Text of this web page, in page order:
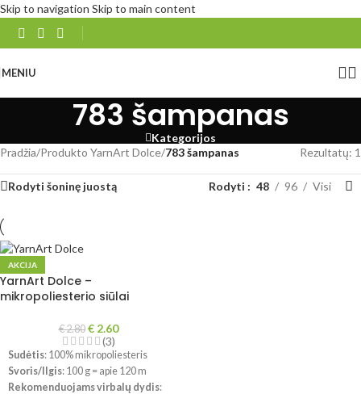
Skip to navigation Skip to main content
MENIU
783 šampanas
Kategorijos
Pradžia/Produkto YarnArt Dolce/783 šampanas Rezultatų: 1
Rodyti šoninę juostą Rodyti 48 96 Visi
AKCIJA
YarnArt Dolce –
mikropoliesterio siūlai
€2.80 €2.60
(3)
Sudėtis: 100% mikropoliesteris
Svoris/Ilgis: 100 g = apie 120 m
Rekomenduojams virbalų dydis: